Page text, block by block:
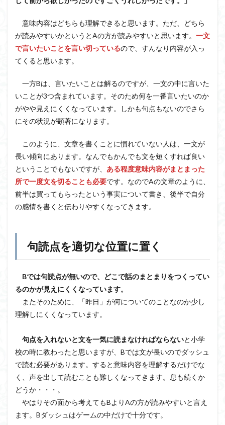
意味内容はどちらも理解できると思います。ただ、どちら
が読みやすいかというとAの方が読みやすいと思います。 一文
で言いたいことを言い切っているので、すんなり内容が入っ
てくると思います。
一方Bは、言いたいことは解るのですが、一文の中に言いた
いことが3つ含まれています。そのため何を一番言いたいのか
がやや見えにくくなっています。しかも句点もないのでさら
にその状況が顕著になります。
このように、文章を書くことに慣れていない人は、一文が
長い傾向にあります。なんでもかんでも文を短くすれば良い
ということでもないですが、 ある程度意味内容がまとまった
所で一度文を切ることも必要です。なのでAの文章のように、
前半は買ってもらったという事実について書き、後半で自分
の感情を書くと伝わりやすくなってきます。
句読点を適切な位置に置く
Bでは句読点が無いので、どこで話のまとまりをつくってい
るのかが見えにくくなっています。
またそのために、「昨日」が何についてのことなのか少し
理解しにくくなっています。
句点を入れないと文を一気に読まなければならないと小学
校の時に教わったと思いますが、Bでは文が長いのでダッシュ
で読む必要があります。すると意味内容を理解するだけでな
く、声を出して読むことも難しくなってきます。息も続くか
どうか・・・。
やはりその面から考えてもBよりAの方が読みやすいと言え
ます。Bダッシュはゲームの中だけで十分です。